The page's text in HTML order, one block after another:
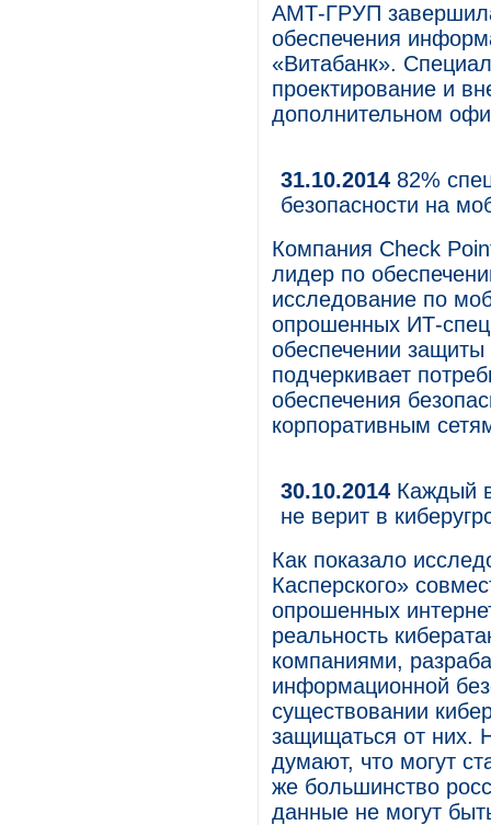
АМТ-ГРУП
обеспечения
«Витабанк».
проектирование и
дополнительном
31.10.2014 82%
безопасности на
Компания Check
лидер по
исследование по
опрошенных ИТ-
обеспечении
подчеркивает
обеспечения
корпоративным
30.10.2014 Каждый
не верит в
Как показало
Касперского»
опрошенных
реальность
компаниями,
информационной
существовании
защищаться от них.
думают, что могут
же большинство
данные не могут